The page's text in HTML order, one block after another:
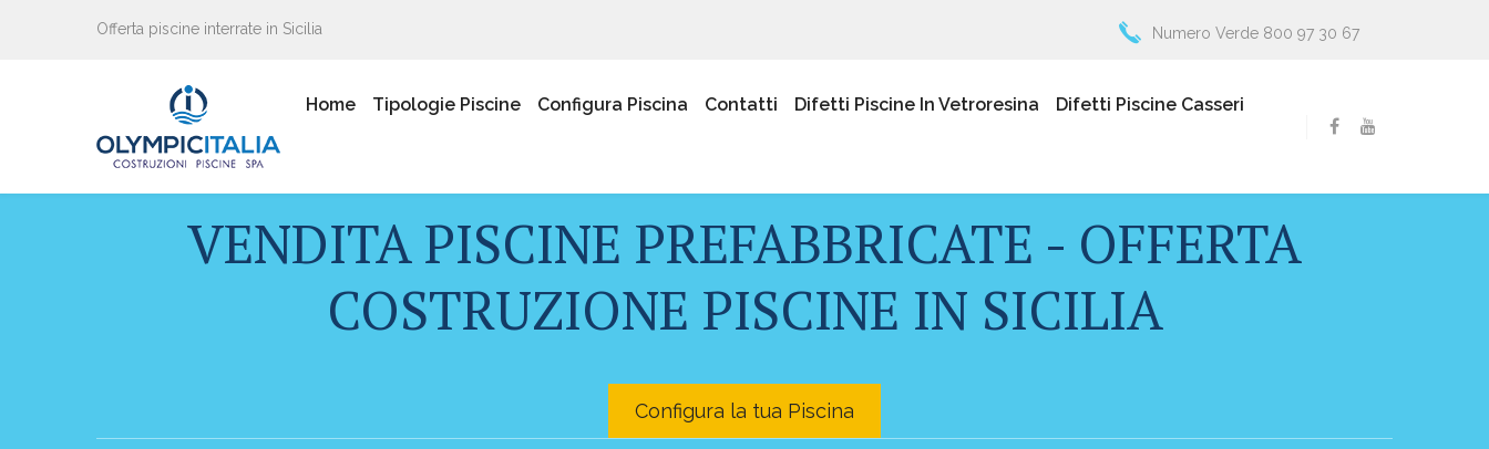
Offerta piscine interrate in Sicilia Numero Verde 800 97 30 67
Home Tipologie Piscine Configura Piscina Contatti Difetti Piscine In Vetroresina Difetti Piscine Casseri
VENDITA PISCINE PREFABBRICATE - OFFERTA
COSTRUZIONE PISCINE IN SICILIA
Configura la tua Piscina